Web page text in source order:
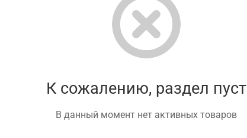
К сожалению, раздел пуст
В данный момент нет активных товаров